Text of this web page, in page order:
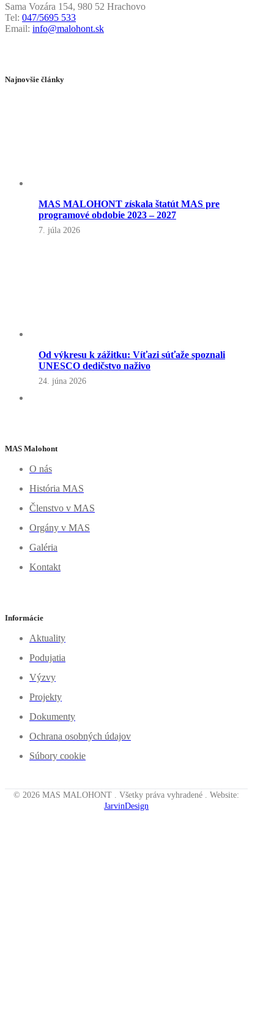
Sama Vozára 154, 980 52 Hrachovo
Tel: 047/5695 533
Email: info@malohont.sk
Najnovšie články
MAS MALOHONT získala štatút MAS pre
programové obdobie 2023 – 2027
7. júla 2026
Od výkresu k zážitku: Víťazi súťaže spoznali
UNESCO dedičstvo naživo
24. júna 2026
MAS Malohont
O nás
História MAS
Členstvo v MAS
Orgány v MAS
Galéria
Kontakt
Informácie
Aktuality
Podujatia
Výzvy
Projekty
Dokumenty
Ochrana osobných údajov
Súbory cookie
© 2026 MAS MALOHONT . Všetky práva vyhradené . Website:
JarvinDesign